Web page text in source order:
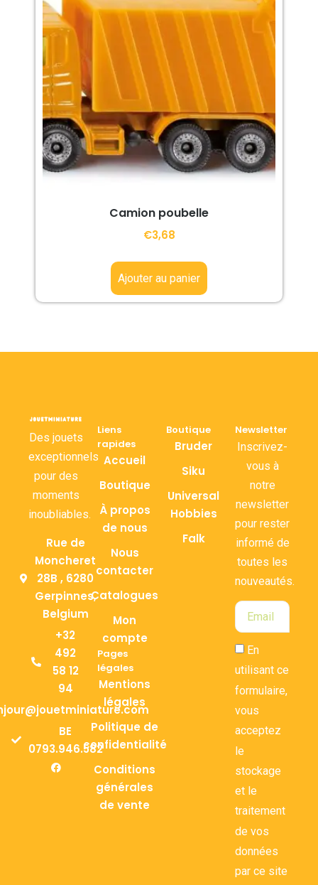
Camion poubelle
€3,68
Ajouter au panier
Des jouets
exceptionnels
pour des
moments
inoubliables.
Rue de
Moncheret
28B , 6280
Gerpinnes,
Belgium
+32
492
58 12
94
BE
0793.946.582
Liens
rapides
Accueil
Boutique
À propos
de nous
Nous
contacter
Catalogues
Mon
compte
Pages
légales
Mentions
légales
Politique de
confidentialité
Conditions
générales
de vente
Boutique
Bruder
Siku
Universal
Hobbies
Falk
Newsletter
Inscrivez-
vous à
notre
newsletter
pour rester
informé de
toutes les
nouveautés.
En
utilisant ce
formulaire,
vous
acceptez
le
stockage
et le
traitement
de vos
données
par ce site